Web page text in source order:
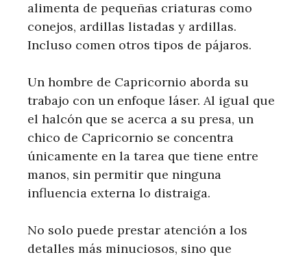
alimenta de pequeñas criaturas como
conejos, ardillas listadas y ardillas.
Incluso comen otros tipos de pájaros.
Un hombre de Capricornio aborda su
trabajo con un enfoque láser. Al igual que
el halcón que se acerca a su presa, un
chico de Capricornio se concentra
únicamente en la tarea que tiene entre
manos, sin permitir que ninguna
influencia externa lo distraiga.
No solo puede prestar atención a los
detalles más minuciosos, sino que